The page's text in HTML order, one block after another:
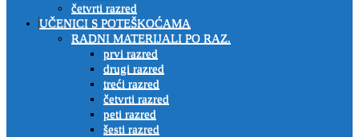
četvrti razred
UČENICI S POTEŠKOĆAMA
RADNI MATERIJALI PO RAZ.
prvi razred
drugi razred
treći razred
četvrti razred
peti razred
šesti razred